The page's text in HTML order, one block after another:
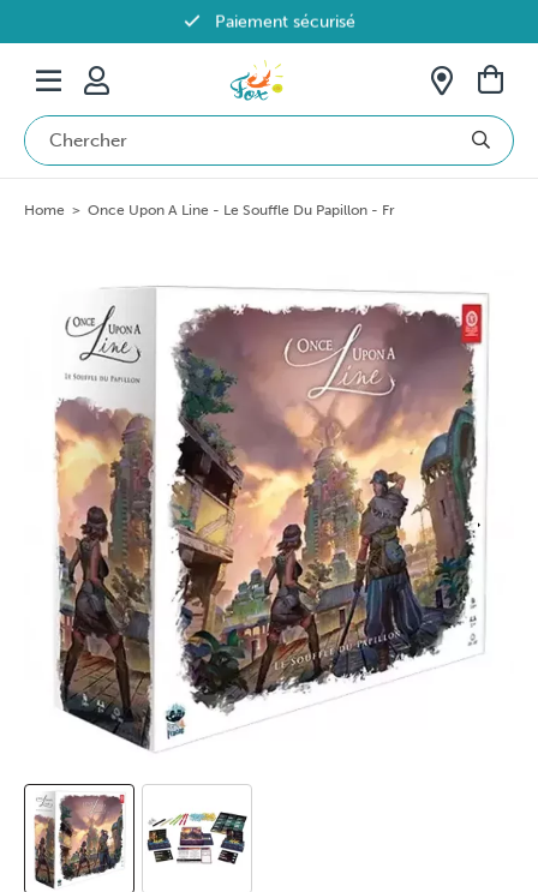
Paiement sécurisé
Livraison offerte dès 69€ en Belgique
Home > Once Upon A Line - Le Souffle Du Papillon - Fr